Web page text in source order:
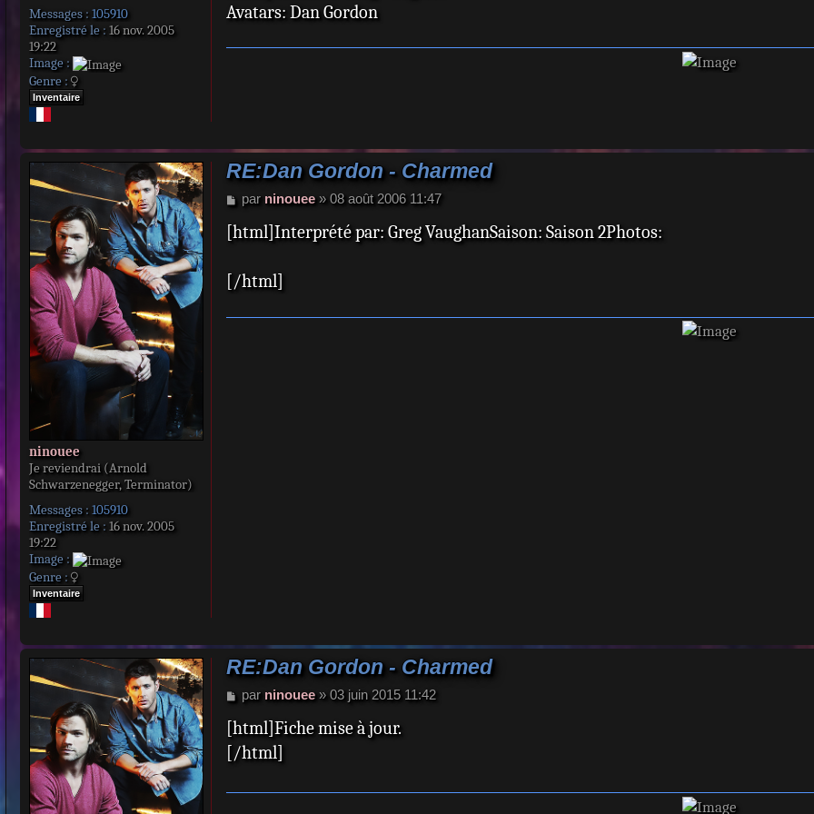
Messages : 105910
Enregistré le : 16 nov. 2005
19:22
Image :
Genre :
Inventaire
Avatars: Dan Gordon
ninouee
Je reviendrai (Arnold
Schwarzenegger, Terminator)
Messages : 105910
Enregistré le : 16 nov. 2005
19:22
Image :
Genre :
Inventaire
RE:Dan Gordon - Charmed
M
s
g
par ninouee» 08 août 2006 11:47
[html]Interprété par: Greg VaughanSaison: Saison 2Photos:
[/html]
RE:Dan Gordon - Charmed
M
s
s
a
e
par ninouee» 03 juin 2015 11:42
[html]Fiche mise à jour.
[/html]